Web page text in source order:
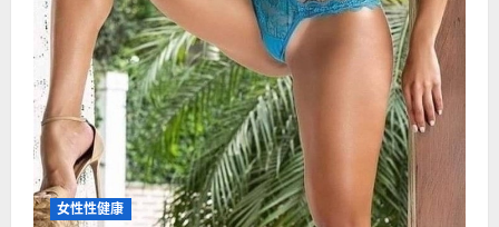
女性性健康